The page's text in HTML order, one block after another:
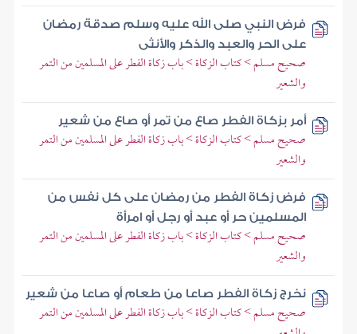
فرض النبي صلى الله عليه وسلم صدقة رمضان
على الحر والعبد والذكر والأنثى
صحيح مسلم > كتاب الزكاة > باب زكاة الفطر على المسلمين من التمر
والشعير
أمر بزكاة الفطر صاع من تمر أو صاع من شعير
صحيح مسلم > كتاب الزكاة > باب زكاة الفطر على المسلمين من التمر
والشعير
فرض زكاة الفطر من رمضان على كل نفس من
المسلمين حر أو عبد أو رجل أو امرأة
صحيح مسلم > كتاب الزكاة > باب زكاة الفطر على المسلمين من التمر
والشعير
نخرج زكاة الفطر صاعا من طعام أو صاعا من شعير
صحيح مسلم > كتاب الزكاة > باب زكاة الفطر على المسلمين من التمر